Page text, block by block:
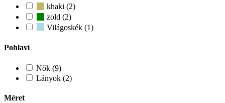
khaki (2)
zold (2)
Világoskék (1)
Pohlaví
Nők (9)
Lányok (2)
Méret